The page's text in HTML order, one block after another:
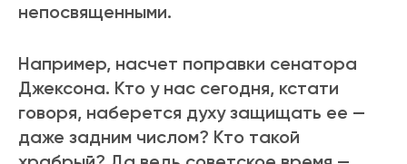
непосвященными.
Например, насчет поправки сенатора
Джексона. Кто у нас сегодня, кстати
говоря, наберется духу защищать ее —
даже задним числом? Кто такой